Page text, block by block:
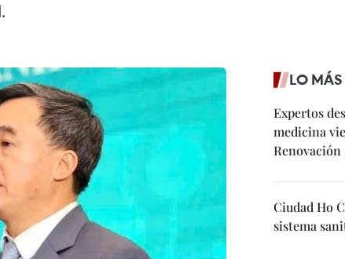
LO
Expertos
medicina
Renovación
Ciudad Ho
sistema